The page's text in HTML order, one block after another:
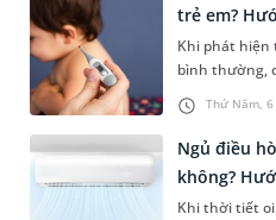
Thứ Năm,
trẻ em?
Khi phát
bình thường,
lo lắng. Tuy
nhiệt độ ở
Ngủ điều
không?
Khi thời tiết